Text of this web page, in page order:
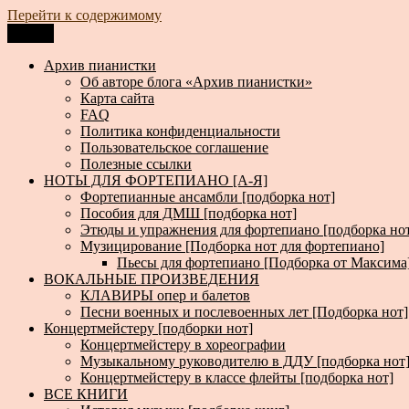
Перейти к содержимому
Архив пианистки
Всё для пианистов: ноты, книги, музыка, статьи…
Архив пианистки
Об авторе блога «Архив пианистки»
Карта сайта
FAQ
Политика конфиденциальности
Пользовательское соглашение
Полезные ссылки
НОТЫ ДЛЯ ФОРТЕПИАНО [А-Я]
Фортепианные ансамбли [подборка нот]
Пособия для ДМШ [подборка нот]
Этюды и упражнения для фортепиано [подборка
Музицирование [Подборка нот для фортепиано]
Пьесы для фортепиано [Подборка от
ВОКАЛЬНЫЕ ПРОИЗВЕДЕНИЯ
КЛАВИРЫ опер и балетов
Песни военных и послевоенных лет [Подборка нот]
Концертмейстеру [подборки нот]
Концертмейстеру в хореографии
Музыкальному руководителю в ДДУ [подборка нот]
Концертмейстеру в классе флейты [подборка нот]
ВСЕ КНИГИ